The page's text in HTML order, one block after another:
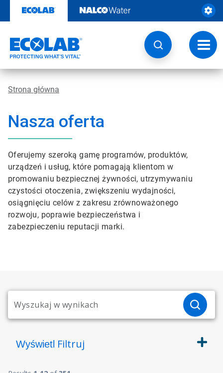
zawartości
Strona główna
Nasza oferta
Oferujemy szeroką gamę programów, produktów,
urządzeń i usług, które pomagają klientom w
promowaniu bezpiecznej żywności, utrzymywaniu
czystości otoczenia, zwiększeniu wydajności,
osiągnięciu celów z zakresu zrównoważonego
rozwoju, poprawie bezpieczeństwa i
zabezpieczeniu reputacji marki.
Wyświetl Filtruj